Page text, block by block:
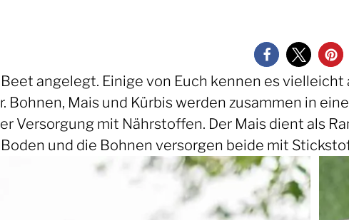
angelegt. Einige von Euch kennen es
Bohnen, Mais und Kürbis werden zusammen in
Versorgung mit Nährstoffen. Der Mais dient als
und die Bohnen versorgen beide mit